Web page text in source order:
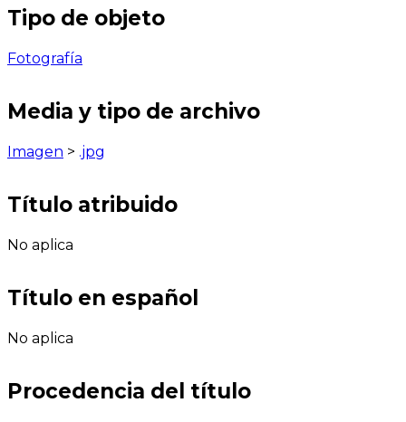
Tipo de objeto
Fotografía
Media y tipo de archivo
Imagen > .jpg
Título atribuido
No aplica
Título en español
No aplica
Procedencia del título